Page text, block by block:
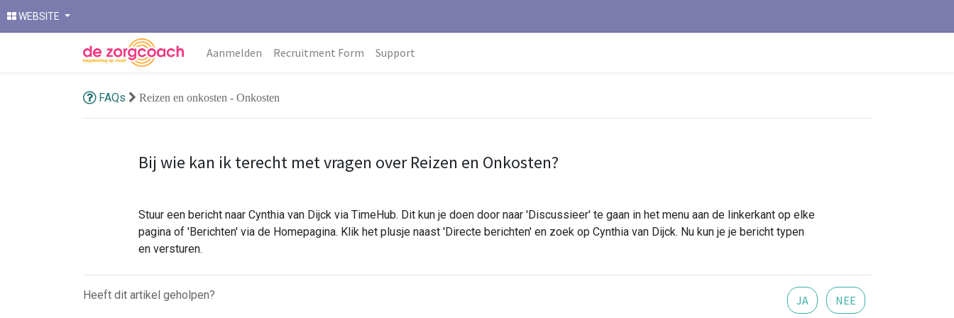
WEBSITE
Aanmelden Recruitment Form Support
FAQs Reizen en onkosten - Onkosten
Bij wie kan ik terecht met vragen over Reizen en Onkosten?
Stuur een bericht naar Cynthia van Dijck via TimeHub. Dit kun je doen door naar 'Discussieer' te gaan in het menu aan de linkerkant op elke
pagina of 'Berichten' via de Homepagina. Klik het plusje naast 'Directe berichten' en zoek op Cynthia van Dijck. Nu kun je je bericht typen
en versturen.
Heeft dit artikel geholpen? JA NEE